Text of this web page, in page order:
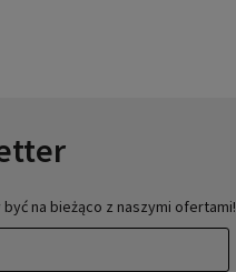
na bieżąco z naszymi ofertami!